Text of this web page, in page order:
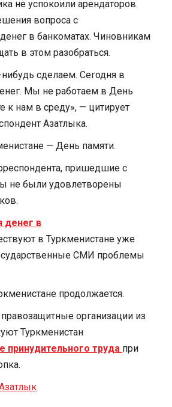
не успокоили арендаторов.
вопроса с
в банкоматах. Чиновникам
в этом разобраться.
сделаем. Сегодня в
Мы не работаем в День
к нам в среду», — цитирует
Азатлыка.
— День памяти.
пришедшие с
не были удовлетворены
денег в
в Туркменистане уже
СМИ проблемы
продолжается.
организации из
Туркменистан
принудительного труда при